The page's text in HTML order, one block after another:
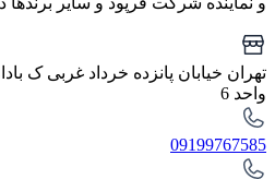
واحد 6
09199767585